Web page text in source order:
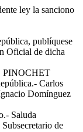
ley la sanciono
publíquese
Oficial de dicha
PINOCHET
Carlos
Domínguez
Saluda
de